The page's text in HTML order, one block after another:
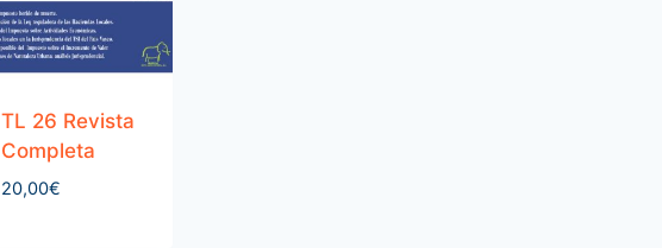
TL 26 Revista
Completa
20,00€